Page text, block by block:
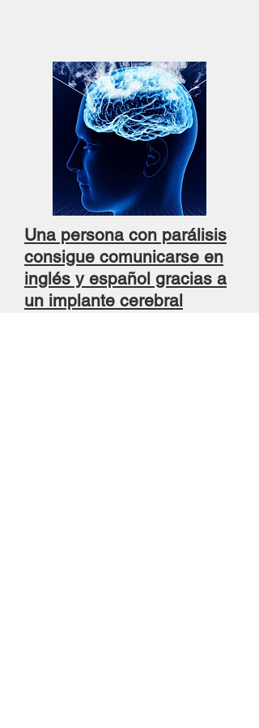
Una persona con parálisis
consigue comunicarse en
inglés y español gracias a
un implante cerebral